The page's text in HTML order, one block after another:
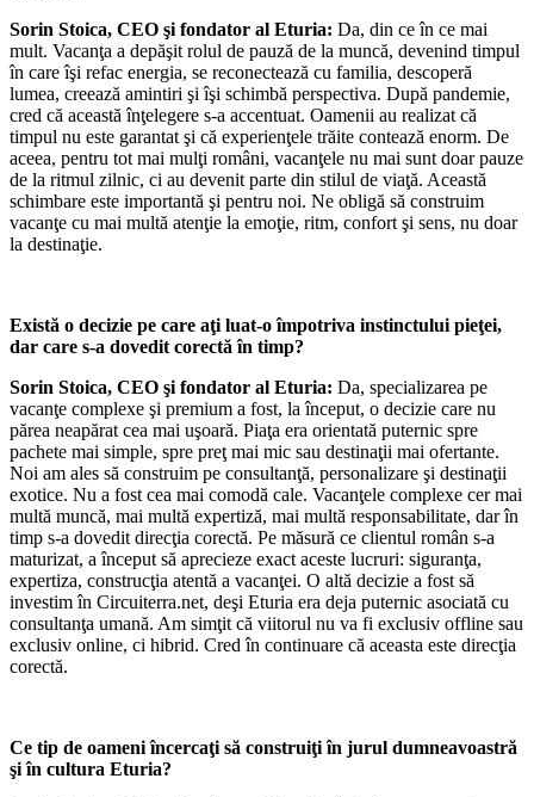
Sorin Stoica, CEO şi fondator al Eturia: Da, din ce în ce mai
mult. Vacanţa a depăşit rolul de pauză de la muncă, devenind timpul
în care îşi refac energia, se reconectează cu familia, descoperă
lumea, creează amintiri şi îşi schimbă perspectiva. După pandemie,
cred că această înţelegere s-a accentuat. Oamenii au realizat că
timpul nu este garantat şi că experienţele trăite contează enorm. De
aceea, pentru tot mai mulţi români, vacanţele nu mai sunt doar pauze
de la ritmul zilnic, ci au devenit parte din stilul de viaţă. Această
schimbare este importantă şi pentru noi. Ne obligă să construim
vacanţe cu mai multă atenţie la emoţie, ritm, confort şi sens, nu doar
la destinaţie.
Există o decizie pe care aţi luat-o împotriva instinctului pieţei,
dar care s-a dovedit corectă în timp?
Sorin Stoica, CEO şi fondator al Eturia: Da, specializarea pe
vacanţe complexe şi premium a fost, la început, o decizie care nu
părea neapărat cea mai uşoară. Piaţa era orientată puternic spre
pachete mai simple, spre preţ mai mic sau destinaţii mai ofertante.
Noi am ales să construim pe consultanţă, personalizare şi destinaţii
exotice. Nu a fost cea mai comodă cale. Vacanţele complexe cer mai
multă muncă, mai multă expertiză, mai multă responsabilitate, dar în
timp s-a dovedit direcţia corectă. Pe măsură ce clientul român s-a
maturizat, a început să aprecieze exact aceste lucruri: siguranţa,
expertiza, construcţia atentă a vacanţei. O altă decizie a fost să
investim în Circuiterra.net, deşi Eturia era deja puternic asociată cu
consultanţa umană. Am simţit că viitorul nu va fi exclusiv offline sau
exclusiv online, ci hibrid. Cred în continuare că aceasta este direcţia
corectă.
Ce tip de oameni încercaţi să construiţi în jurul dumneavoastră
şi în cultura Eturia?